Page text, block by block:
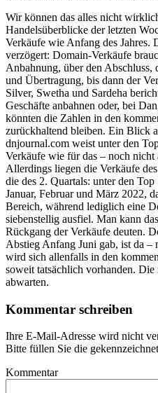
Wir können das alles nicht
Handelsüberblicke der letzten
Verkäufe wie Anfang des Jahres.
verzögert: Domain-Verkäufe
Anbahnung, über den
und Übertragung, bis dann der
Silver, Swetha und Sardeha
Geschäfte anbahnen oder, bei
könnten die Zahlen in den
zurückhaltend bleiben. Ein Blick
dnjournal.com weist unter den
Verkäufe wie für das – noch nicht
Allerdings liegen die Verkäufe
die des 2. Quartals: unter den
Januar, Februar und März 2022,
Bereich, während lediglich eine
siebenstellig ausfiel. Man kann
Rückgang der Verkäufe deuten.
Abstieg Anfang Juni gab, ist da –
wird sich allenfalls in den
soweit tatsächlich vorhanden.
abwarten.
Kommentar schreiben
Ihre E-Mail-Adresse wird nicht
Bitte füllen Sie die
Kommentar